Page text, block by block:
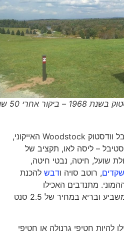
שטח האירוע של וודסטוק בשנת 1968 – ביקור אחרי 50 שנים
בשנת 1969, במהלך פסטיבל וודסטוק Woodstock האייקוני,
– ליסה לאו, תקציב של
, רוטב סויה ודבשלהכנת
מתנדבים האכילו
כ-130,000 אנשים במוזלי משביע ובריא במחיר של 2.5 סנט
חטיפי גרנולה או חטיפי